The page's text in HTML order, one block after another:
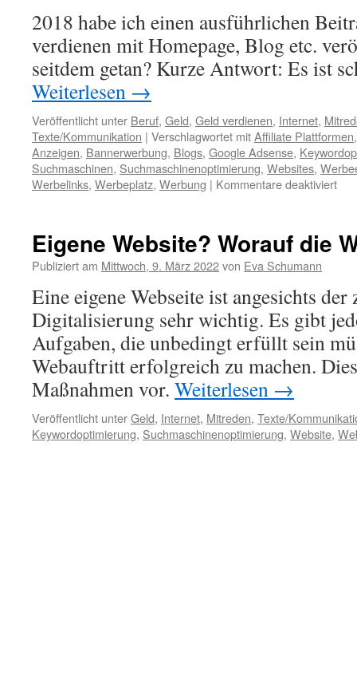
2018 habe ich einen ausführlichen
verdienen mit Homepage, Blog etc.
seitdem getan? Kurze Antwort: Es ist
Weiterlesen →
Veröffentlicht unter Beruf, Geld, Geld verdienen, Internet,
Texte/Kommunikation | Verschlagwortet mitAffiliate Plattformen
Anzeigen, Bannerwerbung, Blogs, Google Adsense,
Suchmaschinen, Suchmaschinenoptimierung, Websites,
Werbelinks, Werbeplatz, Werbung | Kommentare deaktiviert
Eigene Website? Worauf die
Publiziert am Mittwoch, 9. März 2022von Eva Schumann
Eine eigene Webseite ist angesichts der
Digitalisierung sehr wichtig. Es gibt
Aufgaben, die unbedingt erfüllt sein
Webauftritt erfolgreich zu machen.
Maßnahmen vor. Weiterlesen →
Veröffentlicht unterGeld, Internet, Mitreden, Texte/
Keywordoptimierung, Suchmaschinenoptimierung, Website,